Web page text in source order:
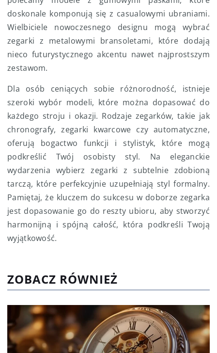
doskonale komponują się z casualowymi ubraniami.
Wielbiciele nowoczesnego designu mogą wybrać
zegarki z metalowymi bransoletami, które dodają
nieco futurystycznego akcentu nawet najprostszym
zestawom.
Dla osób ceniących sobie różnorodność, istnieje
szeroki wybór modeli, które można dopasować do
każdego stroju i okazji. Rodzaje zegarków, takie jak
chronografy, zegarki kwarcowe czy automatyczne,
oferują bogactwo funkcji i stylistyk, które mogą
podkreślić Twój osobisty styl. Na eleganckie
wydarzenia wybierz zegarki z subtelnie zdobioną
tarczą, które perfekcyjnie uzupełniają styl formalny.
Pamiętaj, że kluczem do sukcesu w doborze zegarka
jest dopasowanie go do reszty ubioru, aby stworzyć
harmonijną i spójną całość, która podkreśli Twoją
wyjątkowość.
ZOBACZ RÓWNIEŻ